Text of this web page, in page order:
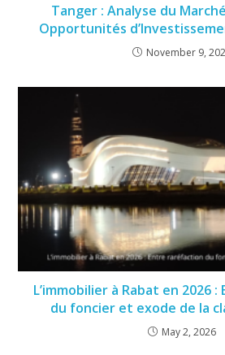
Tanger : Analyse du
Opportunités
November 9,
L’immobilier à Rabat en 2026
du foncier et exode de la
May 2, 2026